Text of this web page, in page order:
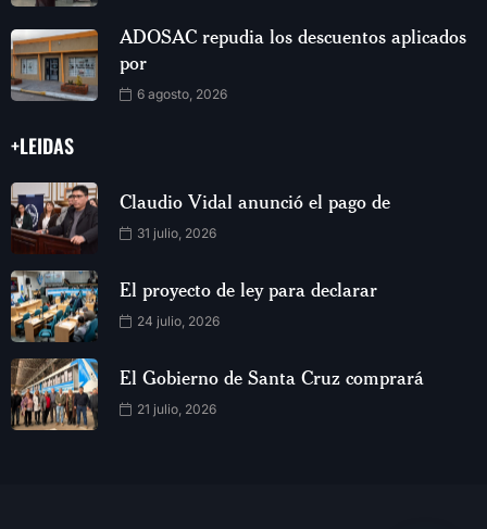
ADOSAC repudia los descuentos aplicados
por
6 agosto, 2026
+LEIDAS
Claudio Vidal anunció el pago de
31 julio, 2026
El proyecto de ley para declarar
24 julio, 2026
El Gobierno de Santa Cruz comprará
21 julio, 2026